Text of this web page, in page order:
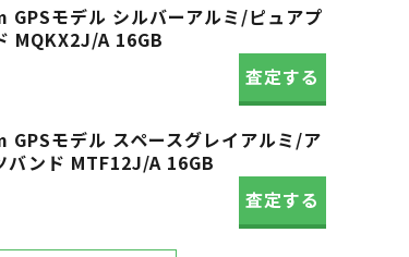
モデル シルバーアルミ/ピュアプ
MQKX2J/A 16GB
査定する
モデル スペースグレイアルミ/ア
バンド MTF12J/A 16GB
査定する